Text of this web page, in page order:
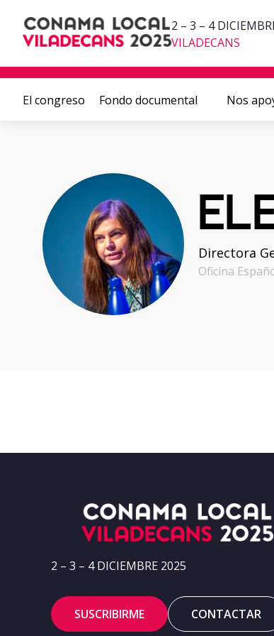
2 – 3 – 4
VILADECANS
El congreso Fondo documental Nos
Directora
Oficina
2 – 3 – 4 DICIEMBRE 2025
SUSCRIBIRME CONTACTAR